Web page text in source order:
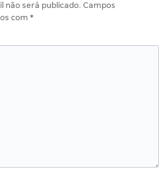
não será publicado. Campos
com *